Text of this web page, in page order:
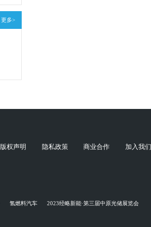
更多>
版权声明 隐私政策 商业合作 加入我们
氢燃料汽车 2023经略新能·第三届中原光储展览会